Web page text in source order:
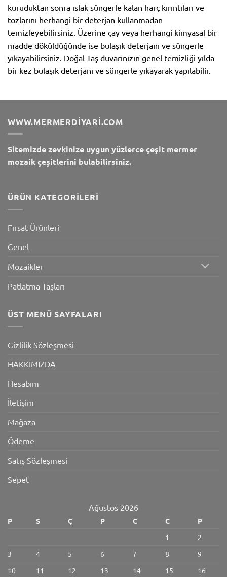
kuruduktan sonra ıslak süngerle kalan harç kırıntıları ve
tozlarını herhangi bir deterjan kullanmadan
temizleyebilirsiniz. Üzerine çay veya herhangi kimyasal bir
madde döküldüğünde ise bulaşık deterjanı ve süngerle
yıkayabilirsiniz. Doğal Taş duvarınızın genel temizliği yılda
bir kez bulaşık deterjanı ve süngerle yıkayarak yapılabilir.
WWW.MERMERDIYARI.COM
Sitemizde zevkinize uygun yüzlerce çeşit mermer
mozaik çeşitlerini bulabilirsiniz.
ÜRÜN KATEGORILERI
Fırsat Ürünleri
Genel
Mozaikler
Patlatma Taşları
ÜST MENÜ SAYFALARI
Gizlilik Sözleşmesi
HAKKIMIZDA
Hesabım
İletişim
Mağaza
Ödeme
Satış Sözleşmesi
Sepet
Ağustos 2026
P S Ç P C C
P
1
2
3
4 5 6 7 8
9
10
11 12 13 14 15 16